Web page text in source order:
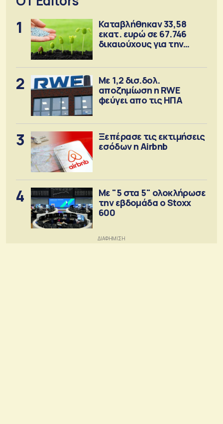
1
Καταβλήθηκαν 33,58
εκατ. ευρώ σε 67.746
δικαιούχους για την
2
Με 1,2 δισ.δολ.
αποζημίωση η RWE
φεύγει απο τις ΗΠΑ
3
Ξεπέρασε τις εκτιμήσεις
εσόδων η Airbnb
4
Με "5 στα 5" ολοκλήρωσε
την εβδομάδα ο Stoxx
600